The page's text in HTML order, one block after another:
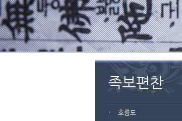
족보편찬
흐름도